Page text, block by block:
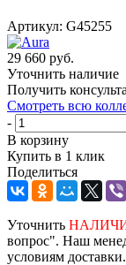
Артикул: G45255
29 660 руб.
Уточнить наличие
Получить
Смотреть всю
-
В корзину
Купить в 1 клик
Поделиться
Уточнить
вопрос". Наш
условиям доставки.